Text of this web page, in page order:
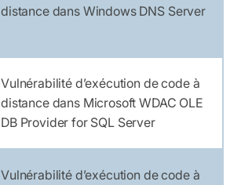
distance dans Windows DNS Server
Vulnérabilité d’exécution de code à
distance dans Microsoft WDAC OLE
DB Provider for SQL Server
Vulnérabilité d’exécution de code à